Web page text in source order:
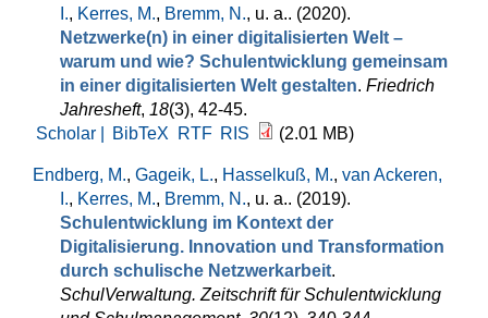
I., Kerres, M., Bremm, N., u. a.. (2020).
Netzwerke(n) in einer digitalisierten Welt –
warum und wie? Schulentwicklung gemeinsam
in einer digitalisierten Welt gestalten. Friedrich
Jahresheft, 18(3), 42-45.
Scholar |
BibTeX RTF RIS (2.01 MB)
Endberg, M., Gageik, L., Hasselkuß, M., van Ackeren,
I., Kerres, M., Bremm, N., u. a.. (2019).
Schulentwicklung im Kontext der
Digitalisierung. Innovation und Transformation
durch schulische Netzwerkarbeit.
SchulVerwaltung. Zeitschrift für Schulentwicklung